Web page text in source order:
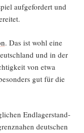
auf­ge­for­dert und
. Das ist wohl eine
und in der
von etwa
gut für die
End­la­ger­stand­
deut­schen